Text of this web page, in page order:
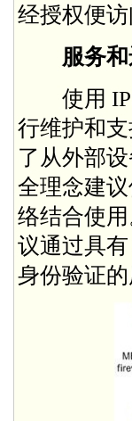
经授权便访
服务和
使用
行维护和
了从外部
全理念建议
络结合使
议通过具有
身份验证